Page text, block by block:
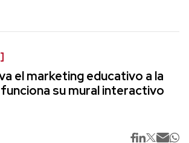
el marketing educativo a la
funciona su mural interactivo